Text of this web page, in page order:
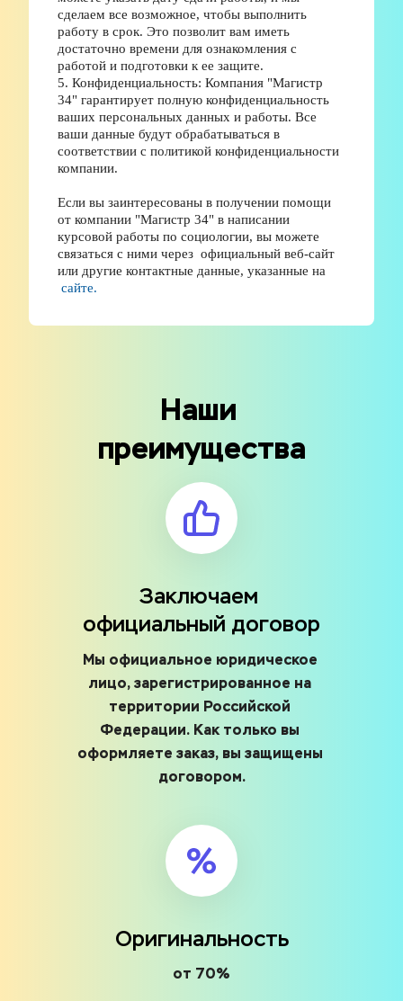
сделаем все возможное, чтобы выполнить
работу в срок. Это позволит вам иметь
достаточно времени для ознакомления с
работой и подготовки к ее защите.
5. Конфиденциальность: Компания "Магистр
34" гарантирует полную конфиденциальность
ваших персональных данных и работы. Все
ваши данные будут обрабатываться в
соответствии с политикой конфиденциальности
компании.
Если вы заинтересованы в получении помощи
от компании "Магистр 34" в написании
курсовой работы по социологии, вы можете
связаться с ними через  официальный веб-сайт
или другие контактные данные, указанные на
сайте.
Наши
преимущества
Заключаем
официальный договор
Оригинальность
от 70%
Мы официальное юридическое
лицо, зарегистрированное на
территории Российской
Федерации. Как только вы
оформляете заказ, вы защищены
договором.